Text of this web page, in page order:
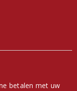
betalen met uw